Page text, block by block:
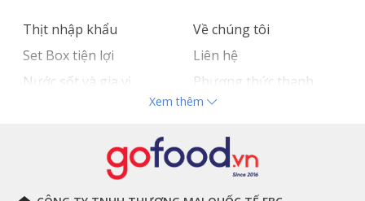
Thịt nhập khẩu
Set Box tiện lợi
Nước sốt và gia vị
Về chúng tôi
Liên hệ
Phương thức thanh
toán
Tuyển dụng
THÔNG TIN THEO DÕI NGAY
Xem thêm